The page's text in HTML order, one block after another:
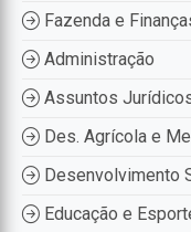
Fazenda e
Administração
Assuntos
Des. Agrícola e
Desenvolvimento
Educação e